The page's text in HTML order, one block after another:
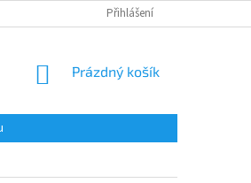
Přihlášení
NÁKUPNÍ
Prázdný košík